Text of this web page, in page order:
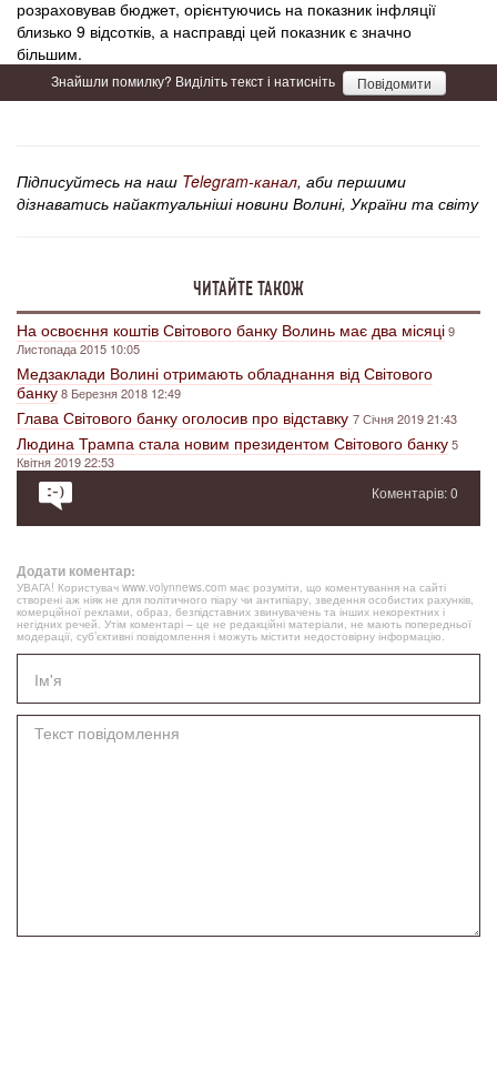
розраховував бюджет, орієнтуючись на показник інфляції
близько 9 відсотків, а насправді цей показник є значно
більшим.
Знайшли помилку? Виділіть текст і натисніть Повідомити
Підписуйтесь на наш Telegram-канал, аби першими
дізнаватись найактуальніші новини Волині, України та світу
ЧИТАЙТЕ ТАКОЖ
На освоєння коштів Світового банку Волинь має два місяці9
Листопада 2015 10:05
Медзаклади Волині отримають обладнання від Світового
банку8 Березня 2018 12:49
Глава Світового банку оголосив про відставку 7 Січня 2019 21:43
Людина Трампа стала новим президентом Світового банку5
Квітня 2019 22:53
Коментарів: 0
Додати коментар:
УВАГА! Користувач www.volynnews.com має розуміти, що коментування на сайті
створені аж ніяк не для політичного піару чи антипіару, зведення особистих рахунків,
комерційної реклами, образ, безпідставних звинувачень та інших некоректних і
негідних речей. Утім коментарі – це не редакційні матеріали, не мають попередньої
модерації, суб’єктивні повідомлення і можуть містити недостовірну інформацію.